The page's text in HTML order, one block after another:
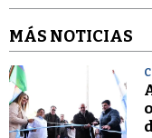
MÁS NOTICIAS